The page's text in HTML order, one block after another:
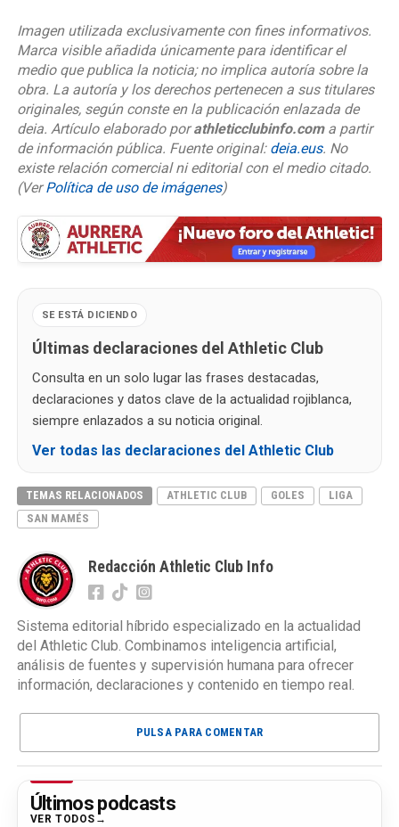
Imagen utilizada exclusivamente con fines informativos.
Marca visible añadida únicamente para identificar el
medio que publica la noticia; no implica autoría sobre la
obra. La autoría y los derechos pertenecen a sus titulares
originales, según conste en la publicación enlazada de
deia. Artículo elaborado porathleticclubinfo.coma partir
de información pública. Fuente original: deia.eus. No
existe relación comercial ni editorial con el medio citado.
(VerPolítica de uso de imágenes)
SE ESTÁ DICIENDO
Últimas declaraciones del Athletic Club
Consulta en un solo lugar las frases destacadas,
declaraciones y datos clave de la actualidad rojiblanca,
siempre enlazados a su noticia original.
Ver todas las declaraciones del Athletic Club
TEMAS RELACIONADOS ATHLETIC CLUB GOLES
LIGA
SAN MAMÉS
Redacción Athletic Club Info
Sistema editorial híbrido especializado en la actualidad
del Athletic Club. Combinamos inteligencia artificial,
análisis de fuentes y supervisión humana para ofrecer
información, declaraciones y contenido en tiempo real.
PULSA PARA COMENTAR
Últimos podcasts
VER TODOS